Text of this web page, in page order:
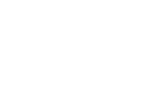
A los 11 años se
el club de sus
Ángel Di